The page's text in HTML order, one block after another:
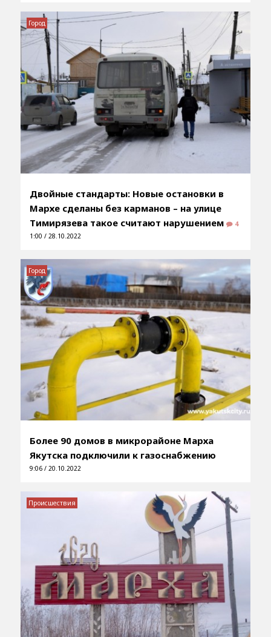
Двойные стандарты: Новые остановки в
Мархе сделаны без карманов – на улице
Тимирязева такое считают нарушением
4
1:00 / 28.10.2022
Город
Более 90 домов в микрорайоне Марха
Якутска подключили к газоснабжению
9:06 / 20.10.2022
Город
Происшествия